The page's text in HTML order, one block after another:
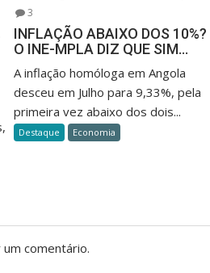
3
INFLAÇÃO ABAIXO DOS 10%?
O INE-MPLA DIZ QUE SIM…
A inflação homóloga em Angola
desceu em Julho para 9,33%, pela
primeira vez abaixo dos dois...
Destaque Economia
comentário.